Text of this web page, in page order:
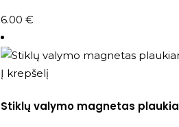
6.00 €
Į krepšelį
Stiklų valymo magnetas